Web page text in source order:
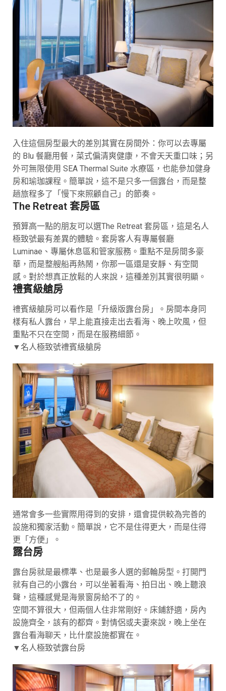
入住這個房型最大的差別其實在房間外：你可以去專屬
的 Blu 餐廳用餐，菜式偏清爽健康，不會天天重口味；另
外可無限使用 SEA Thermal Suite 水療區，也能參加健身
房和瑜珈課程。簡單說，這不是只多一個露台，而是整
趟旅程多了「慢下來照顧自己」的節奏。
The Retreat 套房區
預算高一點的朋友可以選The Retreat 套房區，這是名人
極致號最有差異的體驗。套房客人有專屬餐廳
Luminae、專屬休息區和管家服務。重點不是房間多豪
華，而是整艘船再熱鬧，你那一區還是安靜、有空間
感。對於想真正放鬆的人來說，這種差別其實很明顯。
禮賓級艙房
禮賓級艙房可以看作是「升級版露台房」。房間本身同
樣有私人露台，早上能直接走出去看海、晚上吹風，但
重點不只在空間，而是在服務細節。
▼名人極致號禮賓級艙房
通常會多一些實際用得到的安排，還會提供較為完善的
設施和獨家活動。簡單說，它不是住得更大，而是住得
更「方便」。
露台房
露台房就是最標準、也是最多人選的郵輪房型。打開門
就有自己的小露台，可以坐著看海、拍日出、晚上聽浪
聲，這種感覺是海景窗房給不了的。
空間不算很大，但兩個人住非常剛好。床鋪舒適，房內
設施齊全，該有的都齊。對情侶或夫妻來說，晚上坐在
露台看海聊天，比什麼設施都實在。
▼名人極致號露台房